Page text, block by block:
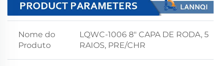
Nome do
Produto
LQWC-1006 8" CAPA DE RODA, 5
RAIOS, PRE/CHR